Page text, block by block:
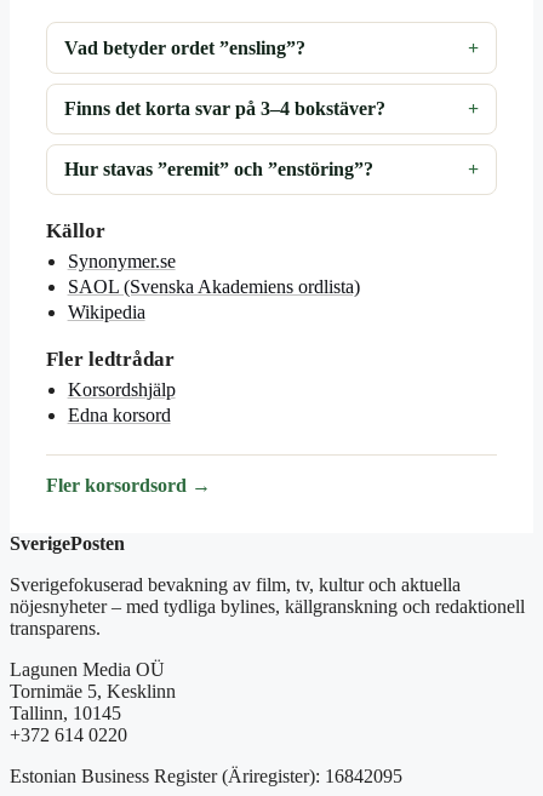
Vad betyder ordet ”ensling”?
Finns det korta svar på 3–4 bokstäver?
Hur stavas ”eremit” och ”enstöring”?
Källor
Synonymer.se
SAOL (Svenska Akademiens ordlista)
Wikipedia
Fler ledtrådar
Korsordshjälp
Edna korsord
Fler korsordsord →
SverigePosten
Sverigefokuserad bevakning av film, tv, kultur och aktuella
nöjesnyheter – med tydliga bylines, källgranskning och redaktionell
transparens.
Lagunen Media OÜ
Tornimäe 5, Kesklinn
Tallinn, 10145
+372 614 0220
Estonian Business Register (Äriregister): 16842095